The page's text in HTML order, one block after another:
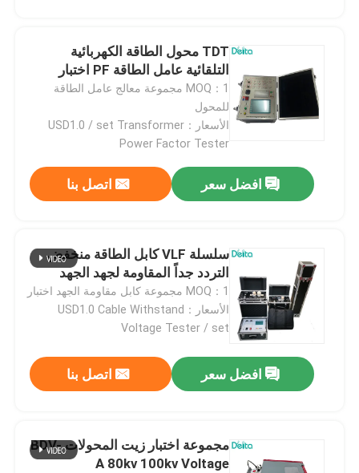
TDT محول الطاقة الكهربائية
التلقائية عامل الطاقة PF اختبار
MOQ：1 مجموعة معالج عامل الطاقة
للمحول
الأسعار：USD1.0 / set Transformer
Power Factor Tester
افضل سعر اتصل بنا
سلسلة VLF كابل الطاقة منخفض
التردد جداً المقاومة لجهد الجهد
MOQ：1 مجموعة كابل مقاومة الجهد اختبار
الأسعار：USD1.0 Cable Withstand
Voltage Tester / set
افضل سعر اتصل بنا
مجموعة اختبار زيت المحولات BDV-
A 80kv 100kv Voltage